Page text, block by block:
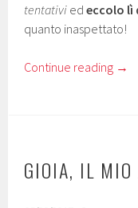
tentativi edeccolo lì
quanto inaspettato!
Continue reading →
GIOIA, IL MIO